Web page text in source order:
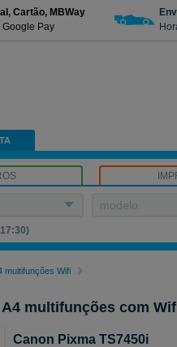
Cartão, MBWay
Google Pay
modelo
multifunções Wifi
multifunções com
Canon Pixma TS7450i